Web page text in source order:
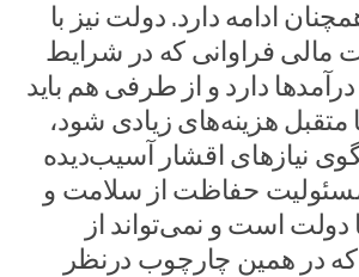
ادامه دارد. دولت نیز با
مالی فراوانی که در شرایط
دارد و از طرفی هم باید
متقبل هزینه‌های زیادی شود،
نیازهای اقشار آسیب‌دیده
مسئولیت حفاظت از سلامت و
دولت است و نمی‌تواند از
در همین چارچوب درنظر